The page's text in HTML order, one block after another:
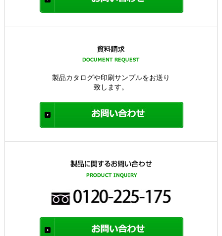
製品カタログや印刷サンプルをお送り
致します。